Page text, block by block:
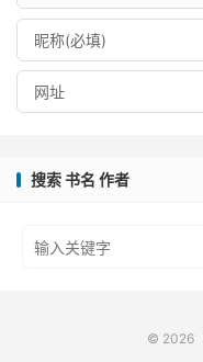
搜索 书名 作者
© 2026